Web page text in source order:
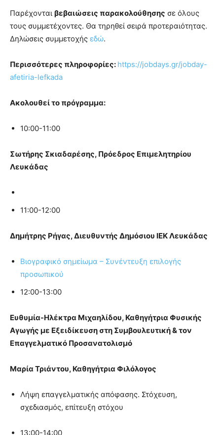
Παρέχονται βεβαιώσεις παρακολούθησης σε όλους
τους συμμετέχοντες. Θα τηρηθεί σειρά προτεραιότητας.
Δηλώσεις συμμετοχής εδώ.
Περισσότερες πληροφορίες: https://jobdays.gr/jobday-
afetiria-lefkada
Ακολουθεί το πρόγραμμα:
10:00-11:00
Σωτήρης Σκιαδαρέσης, Πρόεδρος Επιμελητηρίου
Λευκάδας
11:00-12:00
Δημήτρης Ρήγας, Διευθυντής Δημόσιου ΙΕΚ Λευκάδας
Βιογραφικό σημείωμα – Συνέντευξη επιλογής
προσωπικού
12:00-13:00
Ευθυμία-Ηλέκτρα Μιχαηλίδου, Καθηγήτρια Φυσικής
Αγωγής με Εξειδίκευση στη Συμβουλευτική & τον
Επαγγελματικό Προσανατολισμό
Μαρία Τριάντου, Καθηγήτρια Φιλόλογος
Λήψη επαγγελματικής απόφασης. Στόχευση,
σχεδιασμός, επίτευξη στόχου
13:00-14:00